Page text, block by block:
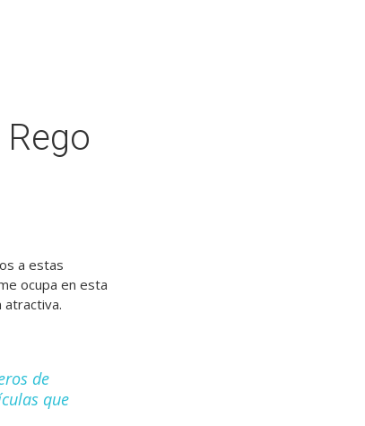
a estas
ocupa en esta
atractiva.
de
que